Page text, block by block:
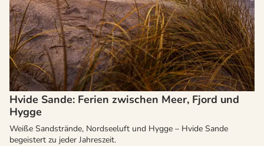
Hvide Sande: Ferien zwischen Meer, Fjord und
Hygge
Weiße Sandstrände, Nordseeluft und Hygge – Hvide Sande
begeistert zu jeder Jahreszeit.